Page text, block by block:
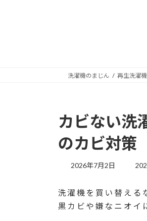
洗濯機のまじん 再生洗濯機
カビない洗
のカビ対策
2026年7月2日
最
新
日
時
洗濯機を買い替える
黒カビや嫌なニオイ